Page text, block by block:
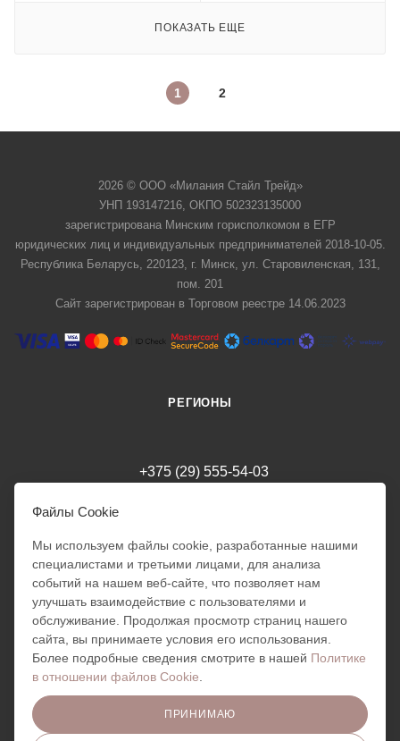
Милания
Добрый день!
Готова помочь вам. Напишите
мне, если у вас появятся
ПОКАЗАТЬ ЕЩЕ
1 2
2026 © ООО «Милания Стайл Трейд»
УНП 193147216, ОКПО 502323135000
зарегистрирована Минским горисполкомом в ЕГР
юридических лиц и индивидуальных предпринимателей 2018-10-05.
Республика Беларусь, 220123, г. Минск, ул. Старовиленская, 131,
пом. 201
Сайт зарегистрирован в Торговом реестре 14.06.2023
РЕГИОНЫ
+375 (29) 555-54-03
г. Минск
Режим работы интернет-магазина: 24/7
Обработка заказов: 10:00 - 18:00
Отправка заказов ПН - ПТ:
10:00 - 18:00
Файлы Cookie
Мы используем файлы cookie, разработанные нашими
специалистами и третьими лицами, для анализа
событий на нашем веб-сайте, что позволяет нам
улучшать взаимодействие с пользователями и
обслуживание. Продолжая просмотр страниц нашего
сайта, вы принимаете условия его использования.
Более подробные сведения смотрите в нашей Политике
в отношении файлов Cookie
ПРИНИМАЮ